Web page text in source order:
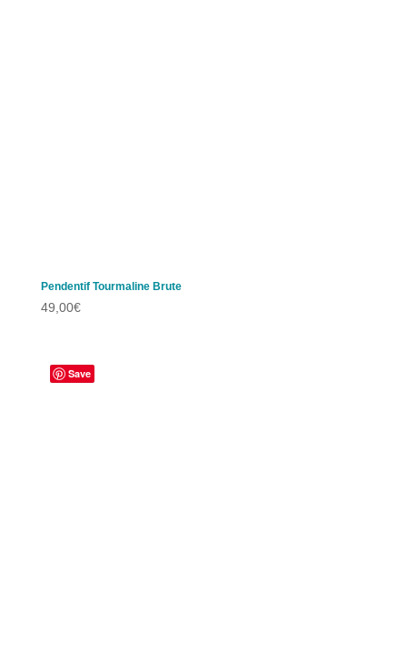
Pendentif Tourmaline Brute
49,00€
Save